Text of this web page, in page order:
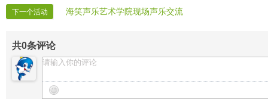
下一个活动 海笑声乐艺术学院现场声乐交流
共0条评论